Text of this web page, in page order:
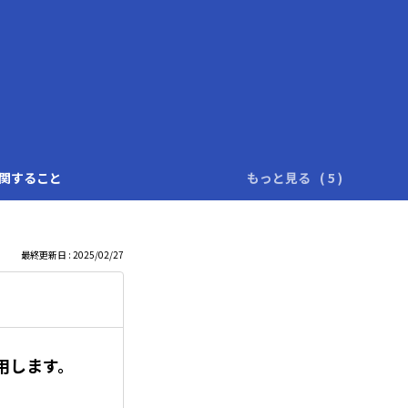
すること もっと見る
最終更新日 : 2025/02/27
ます。